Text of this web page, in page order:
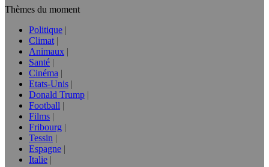
Thèmes du moment
Politique
Climat
Animaux
Santé
Cinéma
Etats-Unis
Donald Trump
Football
Films
Fribourg
Tessin
Espagne
Italie